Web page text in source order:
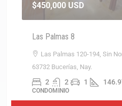
$450,000 USD
Las Palmas 8
Las Palmas 120-194, Sin
63732 Bucerías, Nay.
2 2 1
CONDOMINIO